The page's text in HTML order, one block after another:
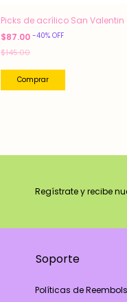
Picks de acrílico San Valentin
$87.00 -40% OFF
$145.00
Regístrate y recibe
Soporte
Políticas de